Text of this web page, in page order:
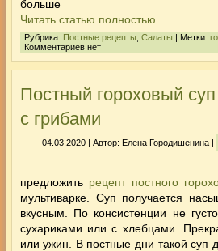
больше
Читать статью полностью
Рубрика: Постные рецепты Салаты | Метки:
Комментариев нет
Постный гороховый
с грибами
04.03.2020 | Автор: Елена Городишенина |
предложить рецепт постного
мультиварке. Суп получается
вкусным. По консистенции не
сухариками или с хлебцами.
или ужин. В постные дни такой суп